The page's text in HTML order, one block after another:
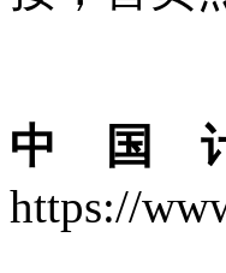
中国
https://